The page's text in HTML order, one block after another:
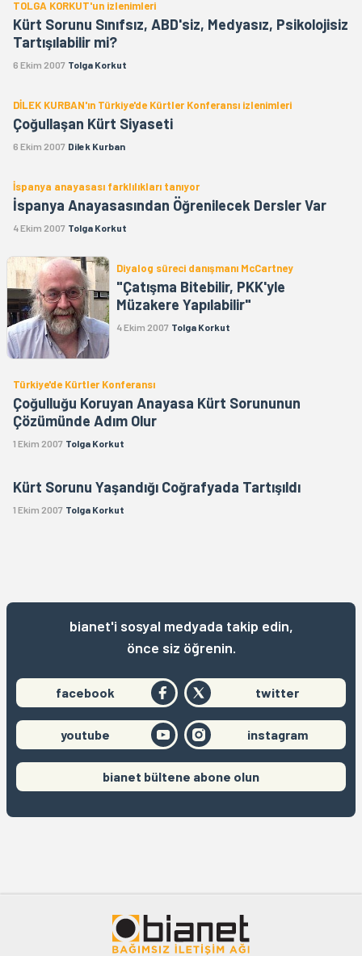
TOLGA KORKUT'un izlenimleri
Kürt Sorunu Sınıfsız, ABD'siz, Medyasız, Psikolojisiz
Tartışılabilir mi?
6 Ekim 2007 Tolga Korkut
DİLEK KURBAN'ın Türkiye'de Kürtler Konferansı izlenimleri
Çoğullaşan Kürt Siyaseti
6 Ekim 2007 Dilek Kurban
İspanya anayasası farklılıkları tanıyor
İspanya Anayasasından Öğrenilecek Dersler Var
4 Ekim 2007 Tolga Korkut
Diyalog süreci danışmanı McCartney
"Çatışma Bitebilir, PKK'yle
Müzakere Yapılabilir"
4 Ekim 2007 Tolga Korkut
Türkiye'de Kürtler Konferansı
Çoğulluğu Koruyan Anayasa Kürt Sorununun
Çözümünde Adım Olur
1 Ekim 2007 Tolga Korkut
Kürt Sorunu Yaşandığı Coğrafyada Tartışıldı
1 Ekim 2007 Tolga Korkut
bianet'i sosyal medyada takip edin,
önce siz öğrenin.
facebook twitter
youtube instagram
bianet bültene abone olun